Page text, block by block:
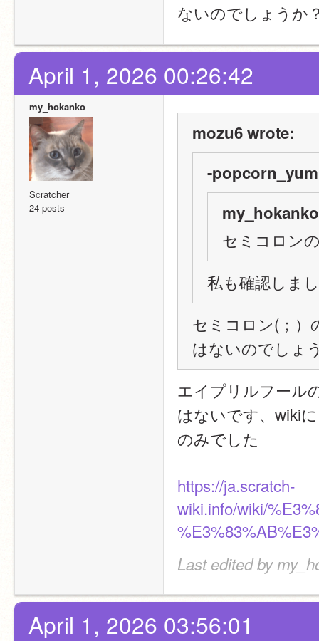
ないのでしょうか
April 1, 2026 00:26:42
my_hokanko
Scratcher
24 posts
mozu6 wrote:
-
セミコロン
私も確認しま
セミコロン(；）
はないのでしょ
エイプリルフール
はないです、wiki
のみでした
https://ja.scratch-
wiki.info/wiki/
Last edited by
April 1, 2026 03:56:01